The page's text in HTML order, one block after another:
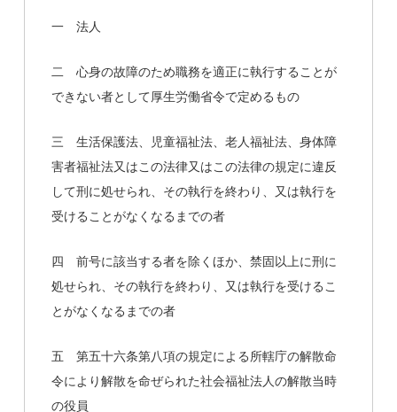
一 法人
二 心身の故障のため職務を適正に執行することが
できない者として厚生労働省令で定めるもの
三 生活保護法、児童福祉法、老人福祉法、身体障
害者福祉法又はこの法律又はこの法律の規定に違反
して刑に処せられ、その執行を終わり、又は執行を
受けることがなくなるまでの者
四 前号に該当する者を除くほか、禁固以上に刑に
処せられ、その執行を終わり、又は執行を受けるこ
とがなくなるまでの者
五 第五十六条第八項の規定による所轄庁の解散命
令により解散を命ぜられた社会福祉法人の解散当時
の役員